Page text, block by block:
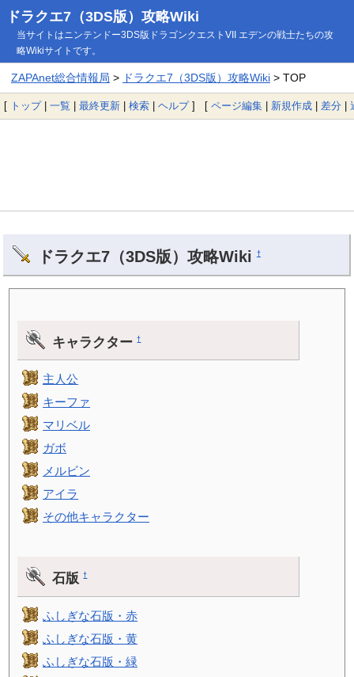
ドラクエ7（3DS版）攻略Wiki
当サイトはニンテンドー3DS版ドラゴンクエストVII エデンの戦士たちの攻
略Wikiサイトです。
ZAPAnet総合情報局 > ドラクエ7（3DS版）攻略Wiki> TOP
[ トップ| 一覧 | 最終更新 | 検索 | ヘルプ] [ ページ編集 | 新規作成 | 差分 |
ドラクエ7（3DS版）攻略Wiki †
キャラクター†
主人公
キーファ
マリベル
ガボ
メルビン
アイラ
その他キャラクター
石版†
ふしぎな石版・赤
ふしぎな石版・黄
ふしぎな石版・緑